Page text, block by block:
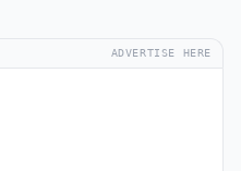
ADVERTISE HERE